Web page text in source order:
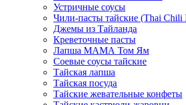
Устричные соусы
Чили-пасты тайские (Thai Chili
Джемы из Тайланда
Креветочные пасты
Лапша МАМА Том Ям
Соевые соусы тайские
Тайская лапша
Тайская посуда
Тайские жевательные конфеты